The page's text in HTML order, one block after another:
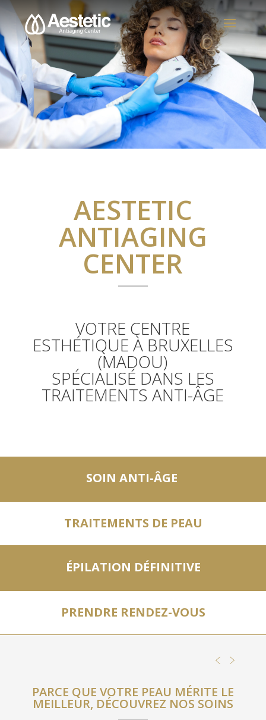
AESTETIC
ANTIAGING
CENTER
VOTRE CENTRE
ESTHÉTIQUE À BRUXELLES
(MADOU)
SPÉCIALISÉ DANS LES
TRAITEMENTS ANTI-ÂGE
SOIN ANTI-ÂGE
TRAITEMENTS DE PEAU
ÉPILATION DÉFINITIVE
PRENDRE RENDEZ-VOUS
right
icon
left
icon
PARCE QUE VOTRE PEAU MÉRITE LE
MEILLEUR, DÉCOUVREZ NOS SOINS